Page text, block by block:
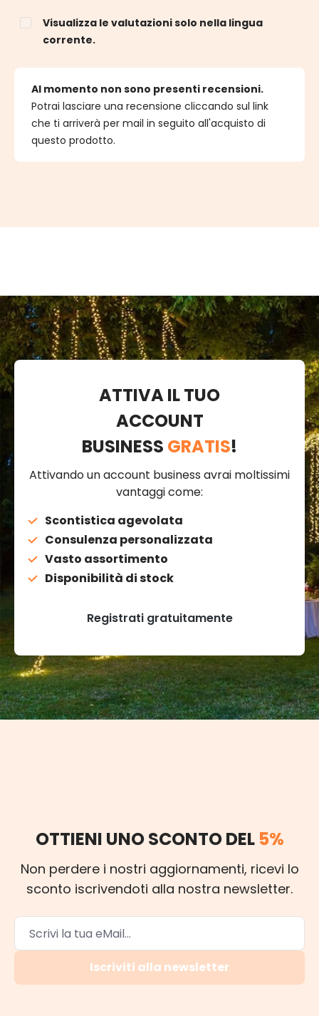
Visualizza le valutazioni solo nella lingua
corrente.
Al momento non sono presenti recensioni.
Potrai lasciare una recensione cliccando sul link
che ti arriverà per mail in seguito all'acquisto di
questo prodotto.
ATTIVA IL TUO
ACCOUNT
BUSINESS GRATIS!
Attivando un account business avrai moltissimi
vantaggi come:
Scontistica agevolata
Consulenza personalizzata
Vasto assortimento
Disponibilità di stock
Registrati gratuitamente
OTTIENI UNO SCONTO DEL 5%
Non perdere i nostri aggiornamenti, ricevi lo
sconto iscrivendoti alla nostra newsletter.
Iscriviti alla newsletter